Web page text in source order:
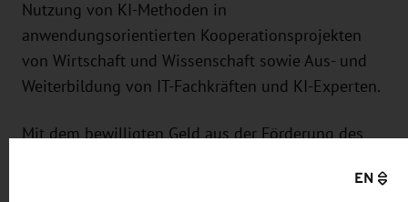
Nutzung von KI-Methoden in
anwendungsorientierten Kooperationsprojekten
von Wirtschaft und Wissenschaft sowie Aus- und
Weiterbildung von IT-Fachkräften und KI-Experten.
Mit dem bewilligten Geld aus der Förderung des
im Umfang von knapp 50 Millionen Euro wird bis
EN